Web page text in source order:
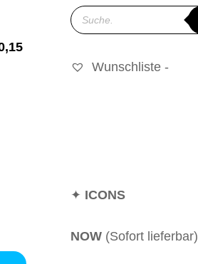
Products
search
Wunschliste -
✦ ICONS
NOW (Sofort lieferbar)